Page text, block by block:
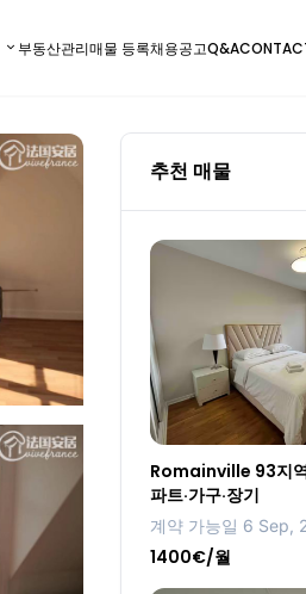
부동산관리매물 등록채용공고Q&A
추천 매물
Romainville 93지
파트·가구·장기
계약 가능일 6 Sep,
1400€/월